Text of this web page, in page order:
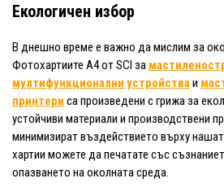
Екологичен избор
В днешно време е важно да мислим за
Фотохартиите A4 от SCI за
мултифункционални устройстваи
принтери са произведени с грижа за
устойчиви материали и производствени
минимизират въздействието върху
хартии можете да печатате със
опазването на околната среда.